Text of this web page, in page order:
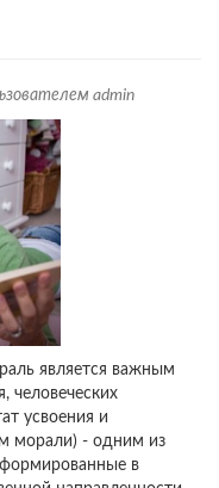
admin
является важным
человеческих
усвоения и
морали) - одним из
в